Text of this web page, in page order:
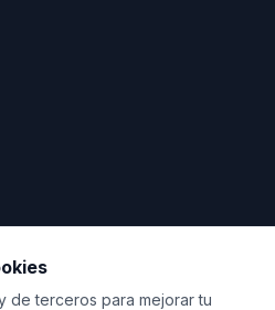
de terceros para mejorar tu